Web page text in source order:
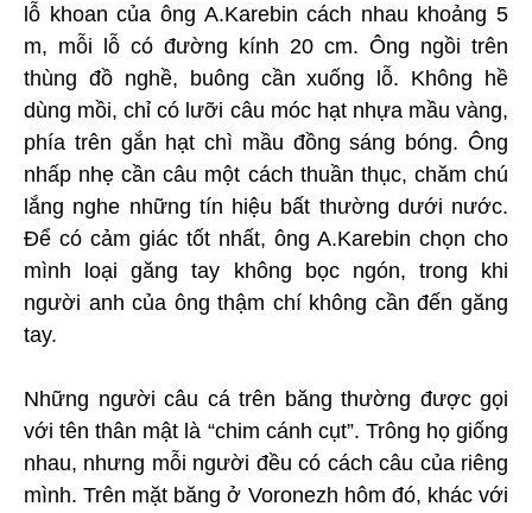
lỗ khoan của ông A.Karebin cách nhau khoảng 5
m, mỗi lỗ có đường kính 20 cm. Ông ngồi trên
thùng đồ nghề, buông cần xuống lỗ. Không hề
dùng mồi, chỉ có lưỡi câu móc hạt nhựa mầu vàng,
phía trên gắn hạt chì mầu đồng sáng bóng. Ông
nhấp nhẹ cần câu một cách thuần thục, chăm chú
lắng nghe những tín hiệu bất thường dưới nước.
Để có cảm giác tốt nhất, ông A.Karebin chọn cho
mình loại găng tay không bọc ngón, trong khi
người anh của ông thậm chí không cần đến găng
tay.
Những người câu cá trên băng thường được gọi
với tên thân mật là “chim cánh cụt”. Trông họ giống
nhau, nhưng mỗi người đều có cách câu của riêng
mình. Trên mặt băng ở Voronezh hôm đó, khác với